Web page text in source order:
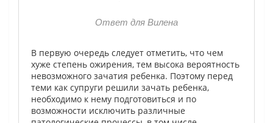
Ответ для Вилена
В первую очередь следует отметить, что чем
хуже степень ожирения, тем высока вероятность
невозможного зачатия ребенка. Поэтому перед
теми как супруги решили зачать ребенка,
необходимо к нему подготовиться и по
возможности исключить различные